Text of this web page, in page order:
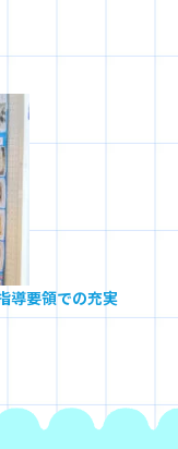
導要領での充実